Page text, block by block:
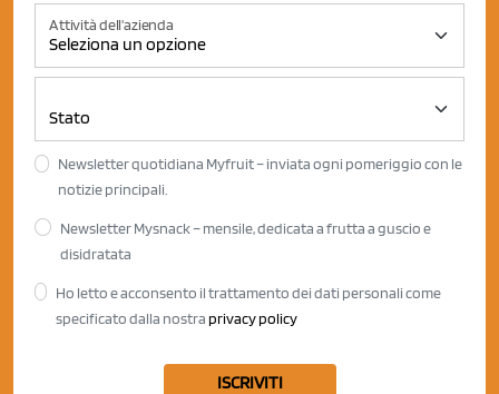
Attività dell'azienda
Newsletter quotidiana Myfruit – inviata ogni pomeriggio con le
notizie principali.
Newsletter Mysnack – mensile, dedicata a frutta a guscio e
disidratata
Ho letto e acconsento il trattamento dei dati personali come
specificato dalla nostra privacy policy
ISCRIVITI